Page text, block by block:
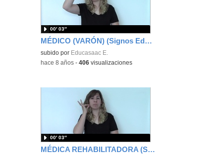
MÉDICO (VARÓN) (Signos EducaSAAC)
subido por Educasaac E.
00′ 03″
-hace 8 años -406 visualizaciones
MÉDICA REHABILITADORA (Signos EducaSAAC)
00′ 03″